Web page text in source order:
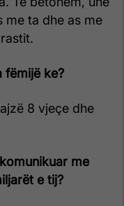
me ta dhe as me
fëmijë ke?
8 vjeçe dhe
me
e tij?